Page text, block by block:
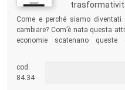
Come e perché siamo
cambiare? Com’è nata questa
economie scatenano queste
necessitano ai nostri designer
conoscenze provenienti da
tenere la barra sul nostro
cod.
84.34